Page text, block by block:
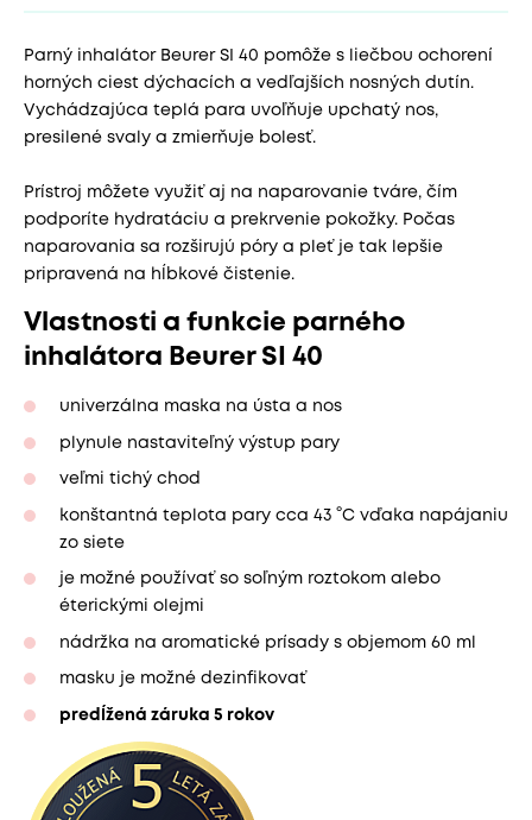
Parný inhalátor Beurer SI 40 pomôže s liečbou ochorení
horných ciest dýchacích a vedľajších nosných dutín.
Vychádzajúca teplá para uvoľňuje upchatý nos,
presilené svaly a zmierňuje bolesť.
Prístroj môžete využiť aj na naparovanie tváre, čím
podporíte hydratáciu a prekrvenie pokožky. Počas
naparovania sa rozširujú póry a pleť je tak lepšie
pripravená na hĺbkové čistenie.
Vlastnosti a funkcie parného
inhalátora Beurer SI 40
univerzálna maska na ústa a nos
plynule nastaviteľný výstup pary
veľmi tichý chod
konštantná teplota pary cca 43 °C vďaka napájaniu
zo siete
je možné používať so soľným roztokom alebo
éterickými olejmi
nádržka na aromatické prísady s objemom 60 ml
masku je možné dezinfikovať
predĺžená záruka 5 rokov